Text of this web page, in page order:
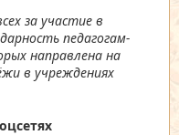
за участие в
педагогам-
направлена на
в учреждениях